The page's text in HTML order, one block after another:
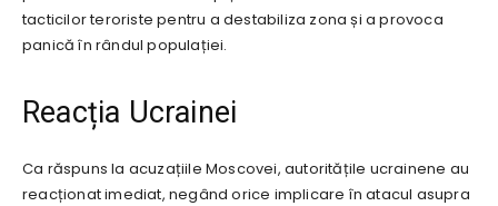
tacticilor teroriste pentru a destabiliza zona și a provoca
panică în rândul populației.
Reacția Ucrainei
Ca răspuns la acuzațiile Moscovei, autoritățile ucrainene au
reacționat imediat, negând orice implicare în atacul asupra